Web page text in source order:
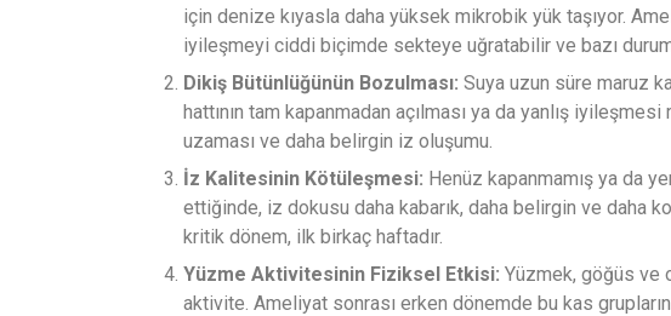
için denize kıyasla daha yüksek mikrobik yük taşıyor.
iyileşmeyi ciddi biçimde sekteye uğratabilir ve bazı
Dikiş Bütünlüğünün Bozulması: Suya uzun süre maruz
hattının tam kapanmadan açılması ya da yanlış
uzaması ve daha belirgin iz oluşumu.
İz Kalitesinin Kötüleşmesi: Henüz kapanmamış ya da
ettiğinde, iz dokusu daha kabarık, daha belirgin ve daha
kritik dönem, ilk birkaç haftadır.
Yüzme Aktivitesinin Fiziksel Etkisi: Yüzmek, göğüs ve
aktivite. Ameliyat sonrası erken dönemde bu kas